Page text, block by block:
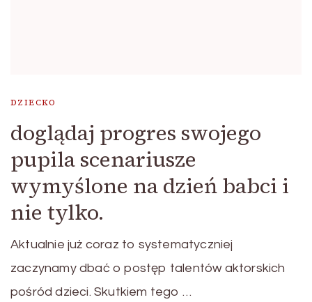
DZIECKO
doglądaj progres swojego
pupila scenariusze
wymyślone na dzień babci i
nie tylko.
Aktualnie już coraz to systematyczniej
zaczynamy dbać o postęp talentów aktorskich
pośród dzieci. Skutkiem tego …